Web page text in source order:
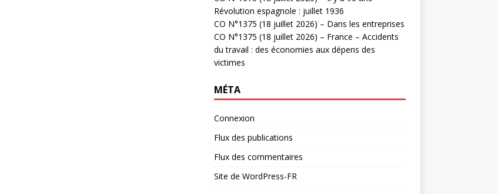
Révolution espagnole : juillet 1936
CO N°1375 (18 juillet 2026) – Dans les entreprises
CO N°1375 (18 juillet 2026) – France – Accidents
du travail : des économies aux dépens des
victimes
MÉTA
Connexion
Flux des publications
Flux des commentaires
Site de WordPress-FR